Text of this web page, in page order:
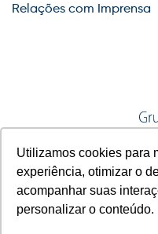
Utilizamos cookies para
experiência, otimizar o
acompanhar suas
personalizar o conteúdo.
Relações com Imprensa
A